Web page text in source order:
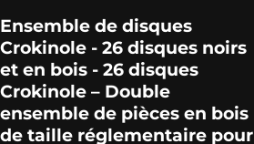
Ensemble de disques
Crokinole - 26 disques noirs
et en bois - 26 disques
Crokinole – Double
ensemble de pièces en bois
de taille réglementaire pour